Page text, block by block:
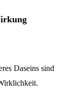
Daseins sind